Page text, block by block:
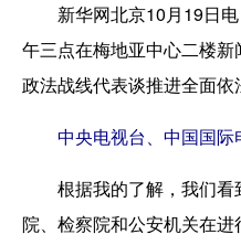
新华网北京10月19日电
午三点在梅地亚中心二楼
政法战线代表谈推进全面依
中央电视台、中国国际
根据我的了解，我们
院、检察院和公安机关在进